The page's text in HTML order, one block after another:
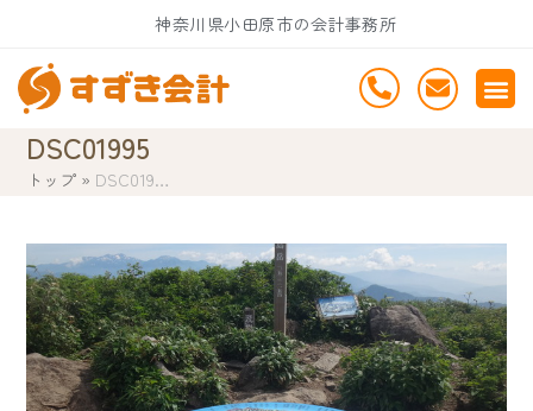
content
神奈川県小田原市の会計事務所
DSC01995
トップ » DSC019…